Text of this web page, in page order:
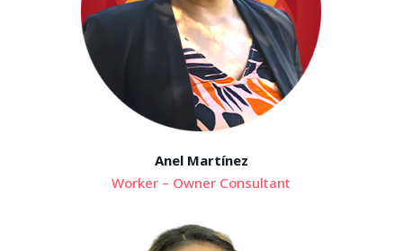
Anel Martínez
Worker – Owner Consultant